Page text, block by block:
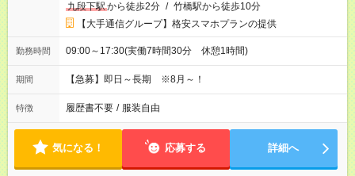
九段下駅から徒歩2分 / 竹橋駅から徒歩10分
【大手通信グループ】格安スマホプランの提供
勤務時間 09:00～17:30(実働7時間30分 休憩1時間)
期間 【急募】即日～長期 ※8月～！
特徴 履歴書不要 / 服装自由
気になる！ 応募する 詳細へ